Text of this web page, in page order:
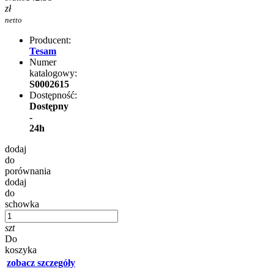
zł
netto
Producent:
Tesam
Numer
katalogowy:
S0002615
Dostępność:
Dostępny
-
24h
dodaj
do
porównania
dodaj
do
schowka
szt
Do
koszyka
zobacz szczegóły